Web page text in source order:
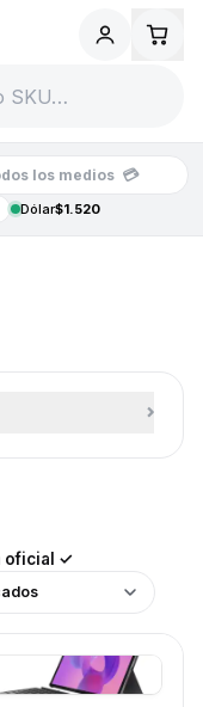
los medios 💳
Dólar$1.520
⌄
oficial ✓